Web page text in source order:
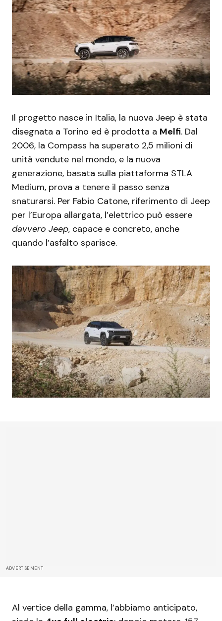
Il progetto nasce in Italia, la nuova Jeep è stata
disegnata a Torino ed è prodotta a Melfi. Dal
2006, la Compass ha superato 2,5 milioni di
unità vendute nel mondo, e la nuova
generazione, basata sulla piattaforma STLA
Medium, prova a tenere il passo senza
snaturarsi. Per Fabio Catone, riferimento di Jeep
per l’Europa allargata, l’elettrico può essere
davvero Jeep, capace e concreto, anche
quando l’asfalto sparisce.
ADVERTISEMENT
Al vertice della gamma, l’abbiamo anticipato,